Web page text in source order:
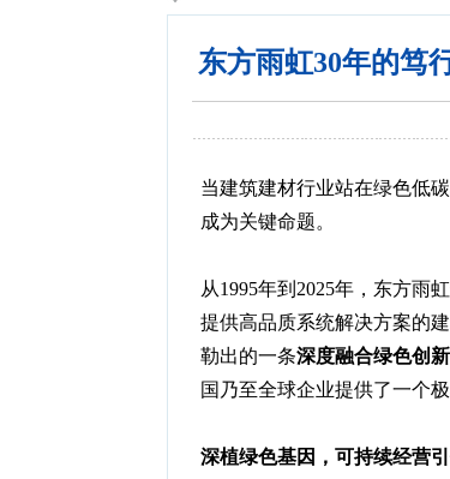
东方雨虹30年的笃
当建筑建材行业站在绿色低
成为关键命题。
从1995年到2025年，东方雨
提供高品质系统解决方案的
勒出的一条深度融合绿色创
国乃至全球企业提供了一个
深植绿色基因，可持续经营